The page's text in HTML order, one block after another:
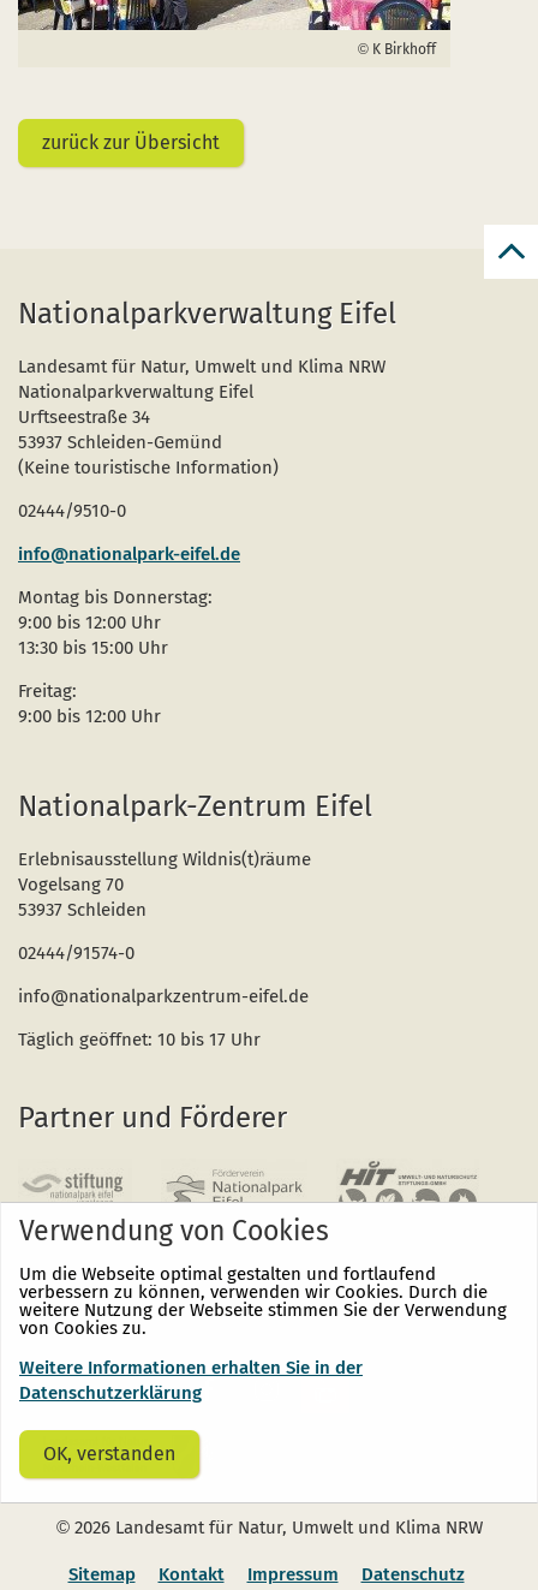
K Birkhoff
zurück zur Übersicht
Nationalparkverwaltung Eifel
Landesamt für Natur, Umwelt und Klima NRW
Nationalparkverwaltung Eifel
Urftseestraße 34
53937 Schleiden-Gemünd
(Keine touristische Information)
02444/9510-0
info@nationalpark-eifel.de
Montag bis Donnerstag:
9:00 bis 12:00 Uhr
13:30 bis 15:00 Uhr
Freitag:
9:00 bis 12:00 Uhr
Nationalpark-Zentrum Eifel
Erlebnisausstellung Wildnis(t)räume
Vogelsang 70
53937 Schleiden
02444/91574-0
info@nationalparkzentrum-eifel.de
Täglich geöffnet: 10 bis 17 Uhr
Partner und Förderer
Nationalpark
einem
neuen
Fenster)
Nationalpark
einem
neuen
Fenster)
Nationalpark
einem
neuen
Fenster)
©2026 Landesamt für Natur, Umwelt und Klima NRW
Sitemap Kontakt Impressum Datenschutz
Verwendung von Cookies
Um die Webseite optimal gestalten und fortlaufend
verbessern zu können, verwenden wir Cookies. Durch die
weitere Nutzung der Webseite stimmen Sie der Verwendung
von Cookies zu.
Weitere Informationen erhalten Sie in der
Datenschutzerklärung
OK, verstanden